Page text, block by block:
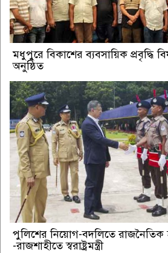
মধুপুরে বিকাশের ব্যবসায়িক প্রবৃদ্ধি
অনুষ্ঠিত
পুলিশের নিয়োগ-বদলিতে রাজনৈতিক
-রাজশাহীতে স্বরাষ্ট্রমন্ত্রী